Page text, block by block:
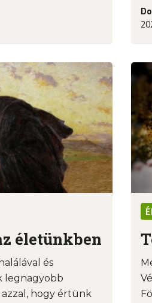
életünkben
és
legnagyobb
hogy értünk